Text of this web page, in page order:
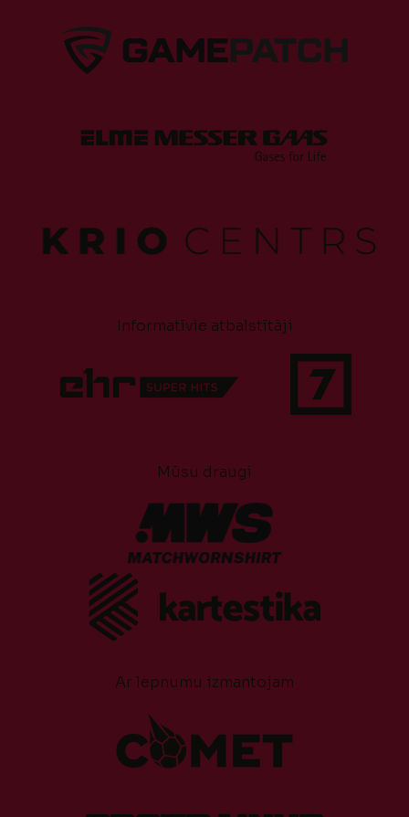
Informatīvie atbalstītāji
Mūsu draugi
Ar lepnumu izmantojam